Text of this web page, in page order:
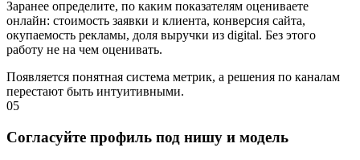
Заранее определите, по каким показателям оцениваете
онлайн: стоимость заявки и клиента, конверсия сайта,
окупаемость рекламы, доля выручки из digital. Без этого
работу не на чем оценивать.
Появляется понятная система метрик, а решения по каналам
перестают быть интуитивными.
05
Согласуйте профиль под нишу и модель